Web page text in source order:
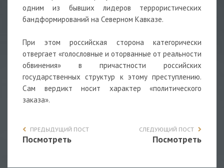
одним из бывших лидеров террористических
бандформирований на Северном Кавказе.
При этом российская сторона категорически
отвергает «голословные и оторванные от реальности
обвинения» в причастности российских
государственных структур к этому преступлению.
Сам вердикт носит характер «политического
заказа».
ПРЕДЫДУЩИЙ ПОСТ
Посмотреть
СЛЕДУЮЩИЙ ПОСТ
Посмотреть